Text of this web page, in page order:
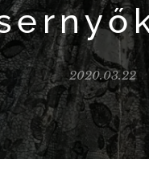
2020.03.22